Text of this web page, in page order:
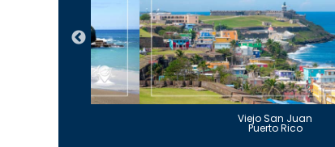
Viejo San Juan
Puerto Rico